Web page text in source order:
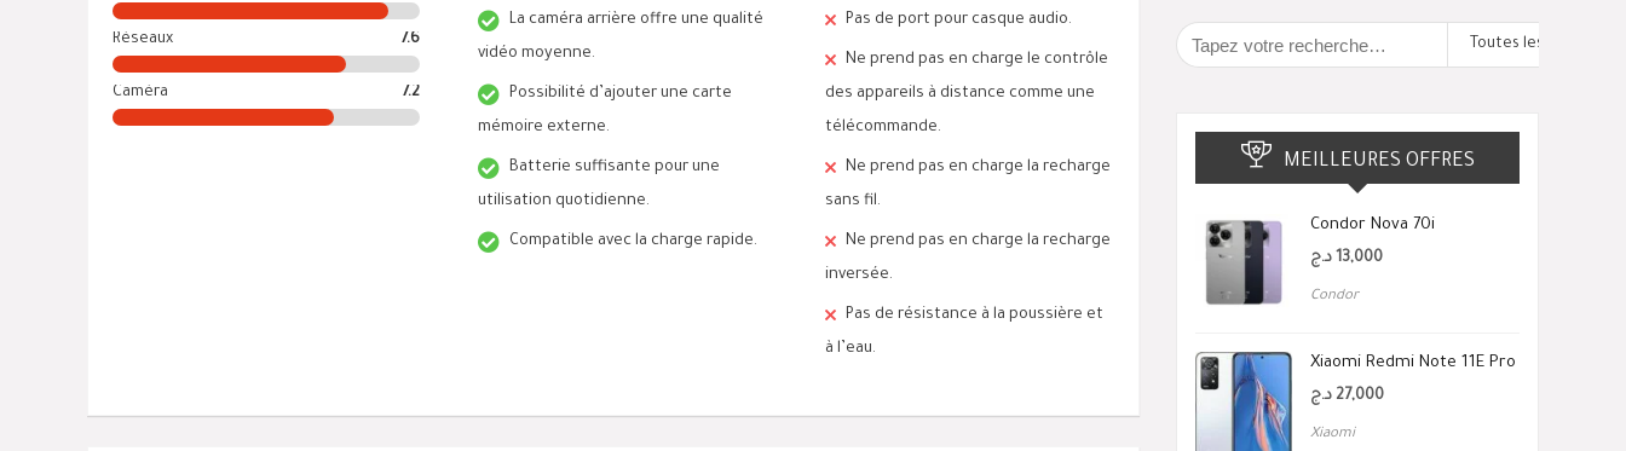
Réseaux 7.6
Caméra 7.2
La caméra arrière offre une qualité
vidéo moyenne.
Possibilité d’ajouter une carte
mémoire externe.
Batterie suffisante pour une
utilisation quotidienne.
Compatible avec la charge rapide.
Pas de port pour casque audio.
Ne prend pas en charge le contrôle
des appareils à distance comme une
télécommande.
Ne prend pas en charge la recharge
sans fil.
Ne prend pas en charge la recharge
inversée.
Pas de résistance à la poussière et
à l’eau.
Toutes les catégories
MEILLEURES OFFRES
Condor Nova 70i
13,000 د.ج
Condor
Xiaomi Redmi Note 11E Pro
27,000 د.ج
Xiaomi